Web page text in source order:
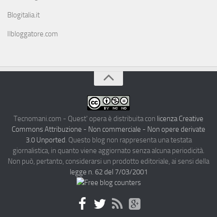
Blogitalia.it
Ilbloggatore.com
Tecnomani.com - Quest' opera è distribuita con licenza Creative
Commons Attribuzione - Non commerciale - Non opere derivate
3.0 Unported. Questo blog non rappresenta una testata
giornalistica, in quanto viene aggiornato senza alcuna periodicità.
Non può, pertanto, considerarsi un prodotto editoriale, ai sensi della
legge n. 62 del 7/03/2001